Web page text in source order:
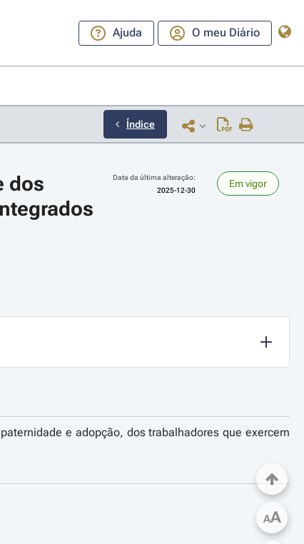
Ajuda O meu Diário
Índice
dos
Data da última alteração:
2025-12-30
Em vigor
e adopção, dos trabalhadores que exercem
AA